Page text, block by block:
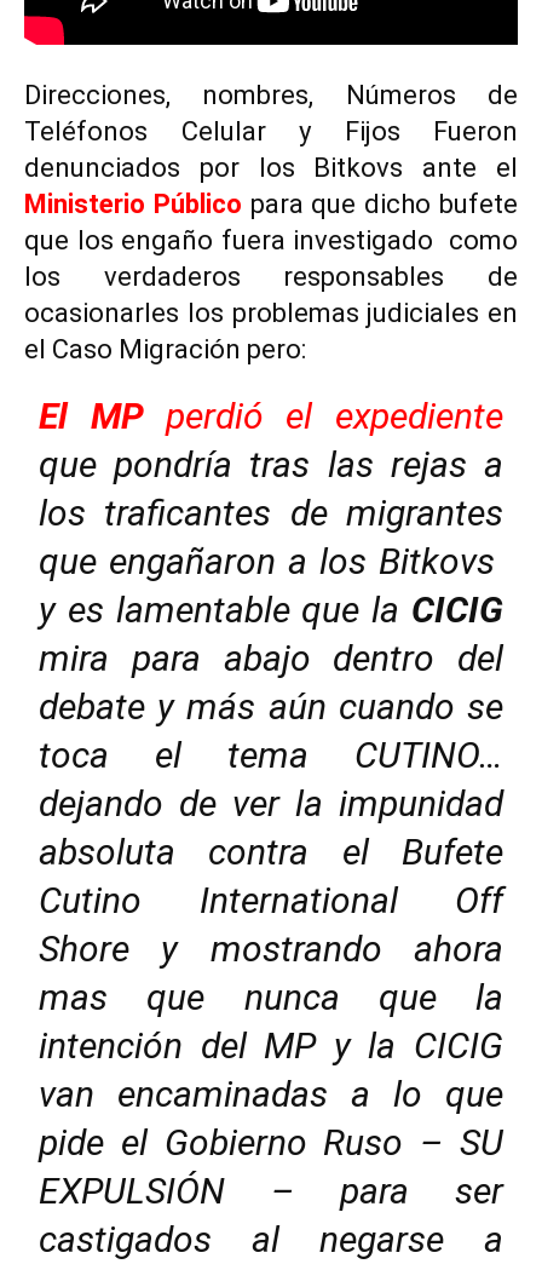
Direcciones, nombres, Números de
Teléfonos Celular y Fijos Fueron
denunciados por los Bitkovs ante el
Ministerio Público para que dicho bufete
que los engaño fuera investigado como
los verdaderos responsables de
ocasionarles los problemas judiciales en
el Caso Migración pero:
El MPperdió el expediente
que pondría tras las rejas a
los traficantes de migrantes
que engañaron a los Bitkovs
y es lamentable que la CICIG
mira para abajo dentro del
debate y más aún cuando se
toca el tema CUTINO…
dejando de ver la impunidad
absoluta contra el Bufete
Cutino International Off
Shore y mostrando ahora
mas que nunca que la
intención del MP y la CICIG
van encaminadas a lo que
pide el Gobierno Ruso – SU
EXPULSIÓN – para ser
castigados al negarse a